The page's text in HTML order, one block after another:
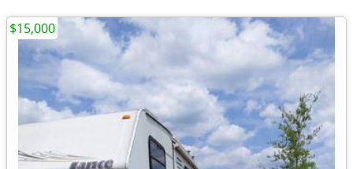
$15,000